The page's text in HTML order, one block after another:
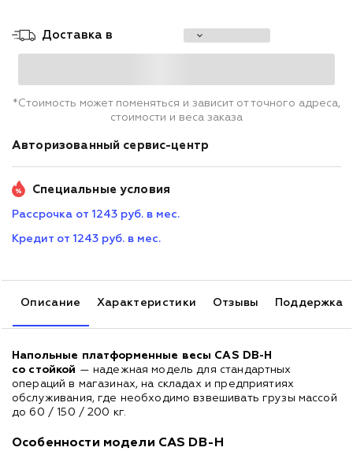
Доставка в
*Стоимость может поменяться и зависит от точного адреса,
стоимости и веса заказа
Авторизованный сервис-центр
Специальные условия
Рассрочка от 1243 руб. в мес.
Кредит от 1243 руб. в мес.
Описание Характеристики Отзывы Поддержка
Напольные платформенные весы CAS DB-H
со стойкой — надежная модель для стандартных
операций в магазинах, на складах и предприятиях
обслуживания, где необходимо взвешивать грузы массой
до 60 / 150 / 200 кг.
Особенности модели CAS DB-H